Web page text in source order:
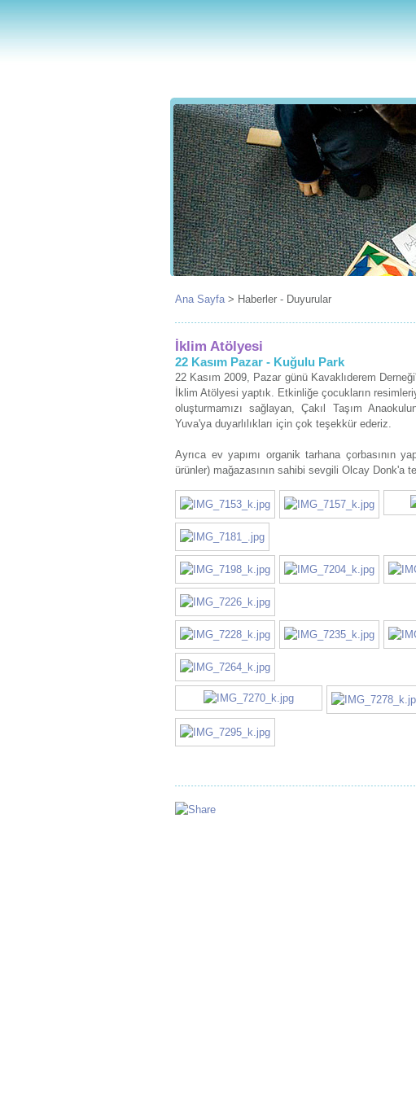
Ana Sayfa > Haberler - Duyurular
İklim Atölyesi
22 Kasım Pazar - Kuğulu Park
22 Kasım 2009, Pazar günü Kavaklıderem
İklim Atölyesi yaptık. Etkinliğe çocukların
oluşturmamızı sağlayan, Çakıl Taşım
Yuva'ya duyarlılıkları için çok teşekkür ederiz.
Ayrıca ev yapımı organik tarhana çorbasının
ürünler) mağazasının sahibi sevgili Olcay Donk'a